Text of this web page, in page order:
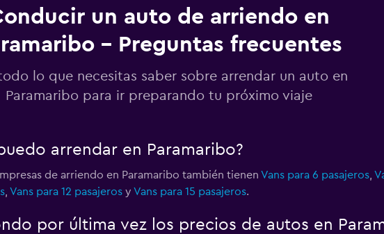
un auto de arriendo en
- Preguntas frecuentes
lo que necesitas saber sobre arrendar un auto en
Paramaribo para ir preparando tu próximo viaje
arrendar en Paramaribo?
de arriendo en Paramaribo también tienen Vans para 6 pasajeros,
, Vans para 12 pasajerosy Vans para 15 pasajeros.
por última vez los precios de autos en